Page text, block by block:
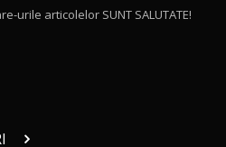
cu luxul / AutoBlog.MD
face lumea să se întoarcă după el
urile articolelor SUNT SALUTATE!